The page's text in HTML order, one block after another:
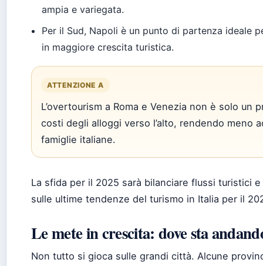
ampia e variegata.
Per il Sud, Napoli è un punto di partenza ideale
in maggiore crescita turistica.
ATTENZIONE A
L’overtourism a Roma e Venezia non è solo
costi degli alloggi verso l’alto, rendendo meno
famiglie italiane.
La sfida per il 2025 sarà bilanciare flussi turistici
sulle ultime tendenze del turismo in Italia per il
Le mete in crescita: dove sta
Non tutto si gioca sulle grandi città. Alcune